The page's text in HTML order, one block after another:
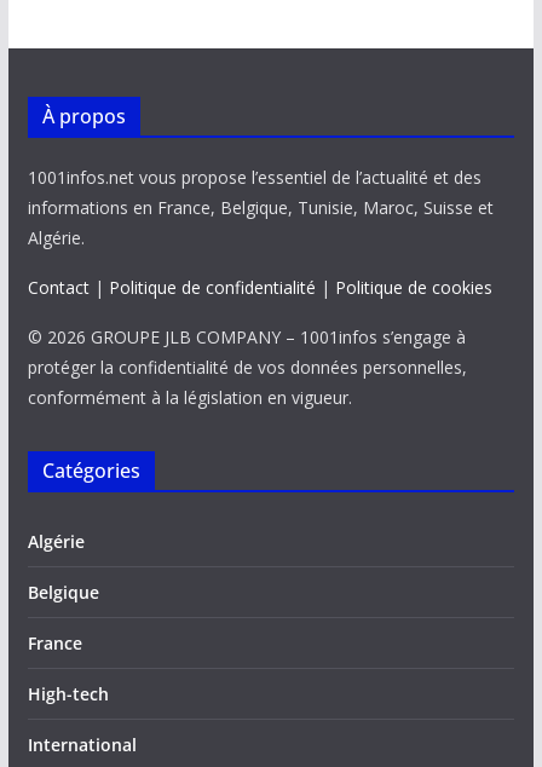
À propos
1001infos.net vous propose l’essentiel de l’actualité et des
informations en France, Belgique, Tunisie, Maroc, Suisse et
Algérie.
Contact| Politique de confidentialité | Politique de cookies
© 2026 GROUPE JLB COMPANY – 1001infos s’engage à
protéger la confidentialité de vos données personnelles,
conformément à la législation en vigueur.
Catégories
Algérie
Belgique
France
High-tech
International